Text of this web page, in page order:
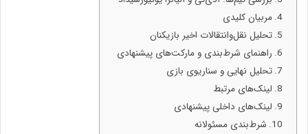
مربیان کلیدی
تحلیل نقل‌وانتقالات اخیر بازیکنان
راهنمای شرط‌بندی و مارکت‌های پیشنهادی
تحلیل نهایی و سناریوی بازی
لینک‌های مرتبط
لینک‌های داخلی پیشنهادی
شرط‌بندی مسئولانه